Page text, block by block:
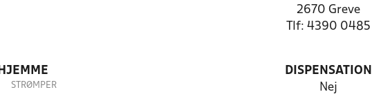
2670 Greve
Tlf: 4390 0485
STRØMPER
DISPENSATION
Nej